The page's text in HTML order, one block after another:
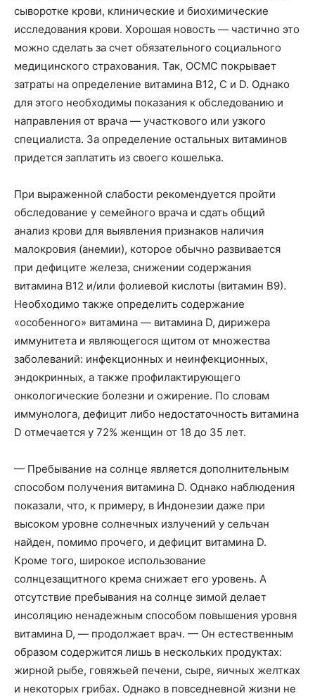
сыворотке крови, клинические и биохимические
исследования крови. Хорошая новость — частично это
можно сделать за счет обязательного социального
медицинского страхования. Так, ОСМС покрывает
затраты на определение витамина В12, С и D. Однако
для этого необходимы показания к обследованию и
направления от врача — участкового или узкого
специалиста. За определение остальных витаминов
придется заплатить из своего кошелька.
При выраженной слабости рекомендуется пройти
обследование у семейного врача и сдать общий
анализ крови для выявления признаков наличия
малокровия (анемии), которое обычно развивается
при дефиците железа, снижении содержания
витамина В12 и/или фолиевой кислоты (витамин В9).
Необходимо также определить содержание
«особенного» витамина — витамина D, дирижера
иммунитета и являющегося щитом от множества
заболеваний: инфекционных и неинфекционных,
эндокринных, а также профилактирующего
онкологические болезни и ожирение. По словам
иммунолога, дефицит либо недостаточность витамина
D отмечается у 72% женщин от 18 до 35 лет.
— Пребывание на солнце является дополнительным
способом получения витамина D. Однако наблюдения
показали, что, к примеру, в Индонезии даже при
высоком уровне солнечных излучений у сельчан
найден, помимо прочего, и дефицит витамина D.
Кроме того, широкое использование
солнцезащитного крема снижает его уровень. А
отсутствие пребывания на солнце зимой делает
инсоляцию ненадежным способом повышения уровня
витамина D, — продолжает врач. — Он естественным
образом содержится лишь в нескольких продуктах:
жирной рыбе, говяжьей печени, сыре, яичных желтках
и некоторых грибах. Однако в повседневной жизни не